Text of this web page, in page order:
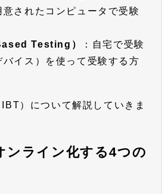
されたコンピュータで受験
Testing）
：自宅で受験
イス）を使って受験する方
）について解説していきま
ンライン化する4つの